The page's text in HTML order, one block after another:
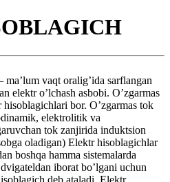
vaqt oralig’ida sarflangan
elektr o’lchash asbobi. O’zgarmas
bor. O’zgarmas tok
elektrolitik va
tok zanjirida induktsion
oladigan) Elektr hisoblagichlar
boshqa hamma sistemalarda
iborat bo’lgani uchun
deb ataladi. Elektr